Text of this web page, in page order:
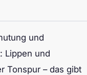
und
Lippen und
Tonspur – das gibt